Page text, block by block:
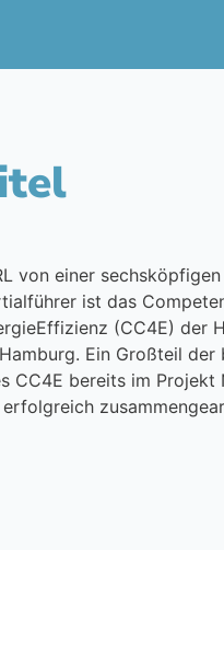
von einer sechsköpfigen
ist das
(CC4E) der
Ein Großteil der
CC4E bereits im Projekt